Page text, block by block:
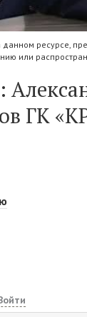
ресурсе,
или
ГК